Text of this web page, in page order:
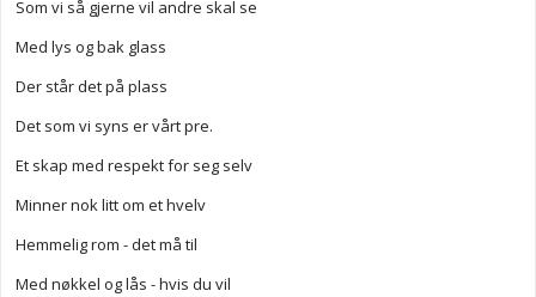
Som vi så gjerne vil andre skal se
Med lys og bak glass
Der står det på plass
Det som vi syns er vårt pre.
Et skap med respekt for seg selv
Minner nok litt om et hvelv
Hemmelig rom - det må til
Med nøkkel og lås - hvis du vil